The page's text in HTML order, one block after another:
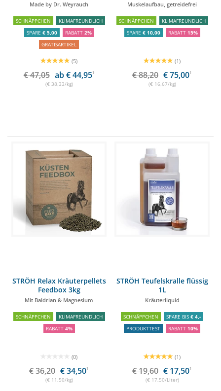
Made by Dr. Weyrauch
SCHNÄPPCHEN
KLIMAFREUNDLICH
SPARE € 5,00 RABATT 2%
GRATISARTIKEL
(5)
€ 47,05 ab € 44,951
(€ 38,33/kg)
Muskelaufbau, getreidefrei
SCHNÄPPCHEN
KLIMAFREUNDLICH
SPARE € 10,00 RABATT 15%
(1)
€ 88,20 € 75,001
(€ 16,67/kg)
STRÖH Relax Kräuterpellets
Feedbox 3kg
Mit Baldrian & Magnesium
SCHNÄPPCHEN
KLIMAFREUNDLICH
RABATT 4%
(0)
€ 36,20 € 34,501
(€ 11,50/kg)
STRÖH Teufelskralle flüssig
1L
Kräuterliquid
SCHNÄPPCHEN SPARE BIS € 4,-
PRODUKTTEST
RABATT 10%
(1)
€ 19,60 € 17,501
(€ 17,50/Liter)